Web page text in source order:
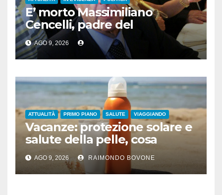
E’ morto Massimiliano
Cencelli, padre del
“manuale” omonimo
AGO 9, 2026
ATTUALITÀ PRIMO PIANO SALUTE VIAGGIANDO
Vacanze: protezione solare e
salute della pelle, cosa
dicono le evidenze
scientifiche
AGO 9, 2026 RAIMONDO BOVONE